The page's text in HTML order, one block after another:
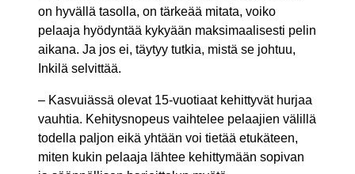
on hyvällä tasolla, on tärkeää mitata, voiko
pelaaja hyödyntää kykyään maksimaalisesti pelin
aikana. Ja jos ei, täytyy tutkia, mistä se johtuu,
Inkilä selvittää.
– Kasvuiässä olevat 15-vuotiaat kehittyvät hurjaa
vauhtia. Kehitysnopeus vaihtelee pelaajien välillä
todella paljon eikä yhtään voi tietää etukäteen,
miten kukin pelaaja lähtee kehittymään sopivan